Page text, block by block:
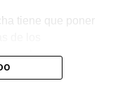
tiene que poner
no
es el exclusivo